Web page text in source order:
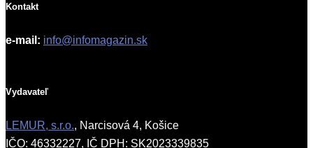
Kontakt
e-mail: info@infomagazin.sk
Vydavateľ
LEMUR, s.r.o., Narcisová 4, Košice
IČO: 46332227, IČ DPH: SK2023339835